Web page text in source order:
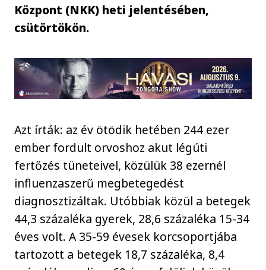
Központ (NKK) heti jelentésében,
csütörtökön.
Azt írták: az év ötödik hetében 244 ezer
ember fordult orvoshoz akut légúti
fertőzés tüneteivel, közülük 38 ezernél
influenzaszerű megbetegedést
diagnosztizáltak. Utóbbiak közül a betegek
44,3 százaléka gyerek, 28,6 százaléka 15-34
éves volt. A 35-59 évesek korcsoportjába
tartozott a betegek 18,7 százaléka, 8,4